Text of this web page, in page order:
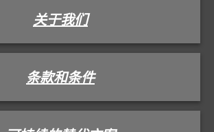
关于我们
条款和条件